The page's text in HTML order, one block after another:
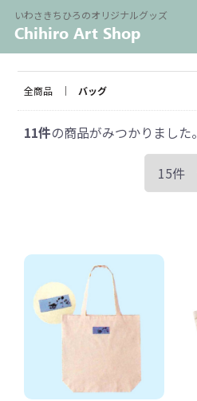
いわさきちひろのオリジナルグッズ
全商品 バッグ
11件の商品がみつかりました。